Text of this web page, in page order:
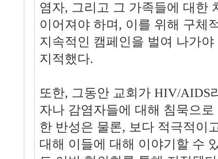
염자, 그리고 그 가족들에 대한
이어져야 하며, 이를 위해 구체
지속적인 캠페인을 벌여 나가
지적했다.
또한, 그동안 교회가 HIV/AIDS
자나 감염자들에 대해 침묵으
한 반성은 물론, 보다 적극적이
대해 이들에 대해 이야기할 수